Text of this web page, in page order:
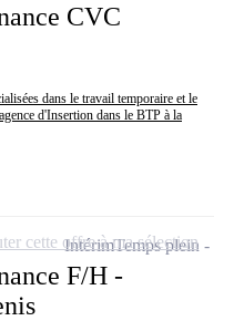
CVC
dans le travail temporaire et le
d'Insertion dans le BTP à la
F/H -
IntérimTemps plein
cette offre à ma sélection